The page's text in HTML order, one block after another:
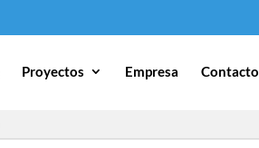
Proyectos Empresa Contacto